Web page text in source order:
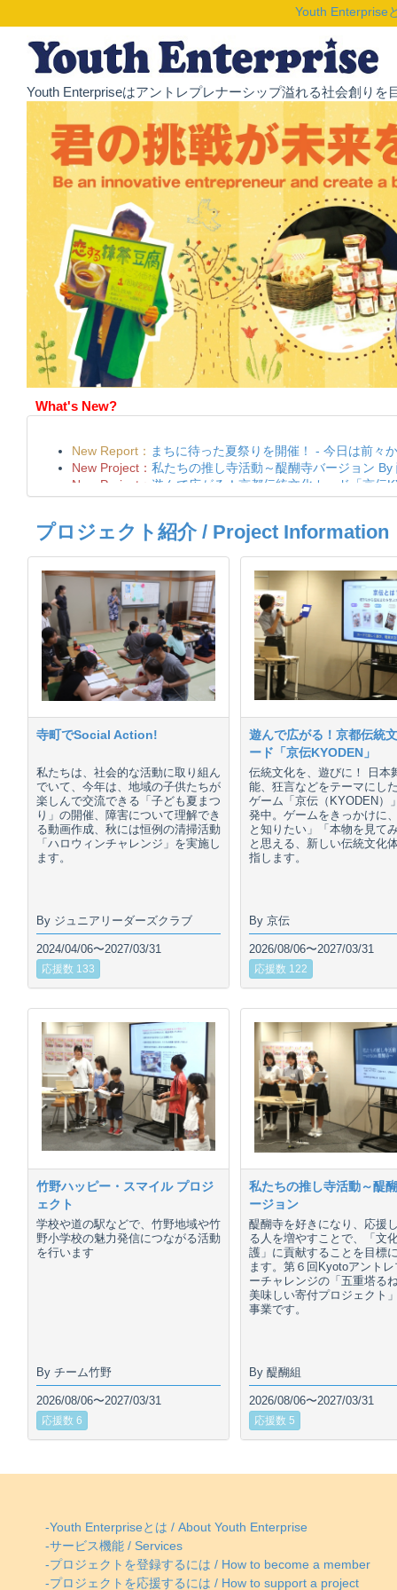
Youth Enterprise
Youth Enterpriseはアントレプレナーシップ溢れる社会創り
What's New?
プロジェクト紹介 / Project Information
寺町でSocial Action!
私たちは、社会的な活動に取り組ん
でいて、今年は、地域の子供たちが
楽しんで交流できる「子ども夏まつ
り」の開催、障害について理解でき
る動画作成、秋には恒例の清掃活動
「ハロウィンチャレンジ」を実施し
ます。
By ジュニアリーダーズクラブ
2024/04/06〜2027/03/31
応援数 133
遊んで広がる！京都伝統
ード「京伝KYODEN」
伝統文化を、遊びに！ 日本
能、狂言などをテーマにし
ゲーム「京伝（KYODEN）
発中。ゲームをきっかけに
と知りたい」「本物を見て
と思える、新しい伝統文化
指します。
By 京伝
2026/08/06〜2027/03/31
応援数 122
竹野ハッピー・スマイル プロジ
ェクト
学校や道の駅などで、竹野地域や竹
野小学校の魅力発信につながる活動
を行います
By チーム竹野
2026/08/06〜2027/03/31
応援数 6
私たちの推し寺活動～醍
ージョン
醍醐寺を好きになり、応援
る人を増やすことで、「文
護」に貢献することを目標
ます。第６回Kyotoアント
ーチャレンジの「五重塔る
美味しい寄付プロジェクト
事業です。
By 醍醐組
2026/08/06〜2027/03/31
応援数 5
-Youth Enterpriseとは / About Youth Enterprise
-サービス機能 / Services
-プロジェクトを登録するには / How to become a member
-プロジェクトを応援するには / How to support a project